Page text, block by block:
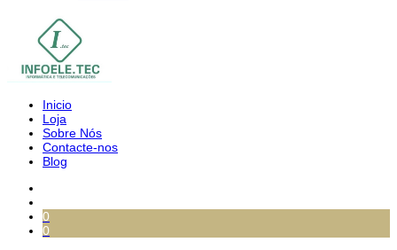
Inicio
Loja
Sobre Nós
Contacte-nos
Blog
0
0